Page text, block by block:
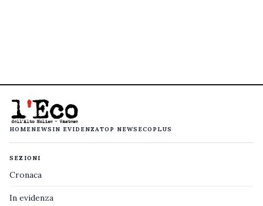
HOMENEWS IN EVIDENZATOP NEWS ECOPLUS
SEZIONI
Cronaca
In evidenza